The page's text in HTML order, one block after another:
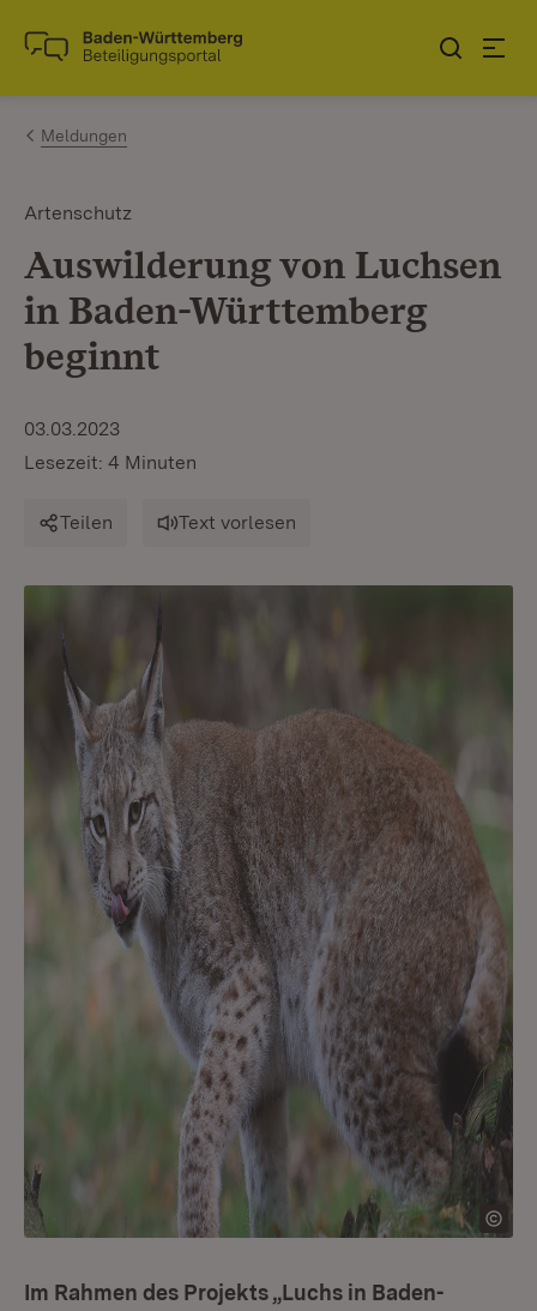
Zum Inhalt springen
Link zur Startseite
Meldungen
Artenschutz
Auswilderung von Luchsen
in Baden-Württemberg
beginnt
03.03.2023
Lesezeit: 4 Minuten
Teilen Text vorlesen
Im Rahmen des Projekts „Luchs in Baden-